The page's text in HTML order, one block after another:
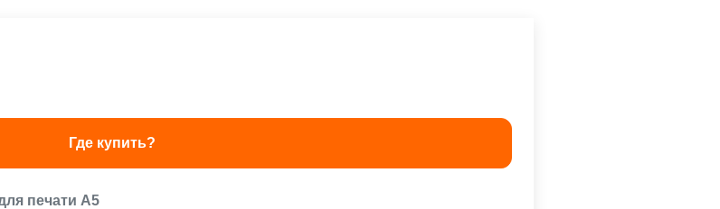
Где купить?
печати А5